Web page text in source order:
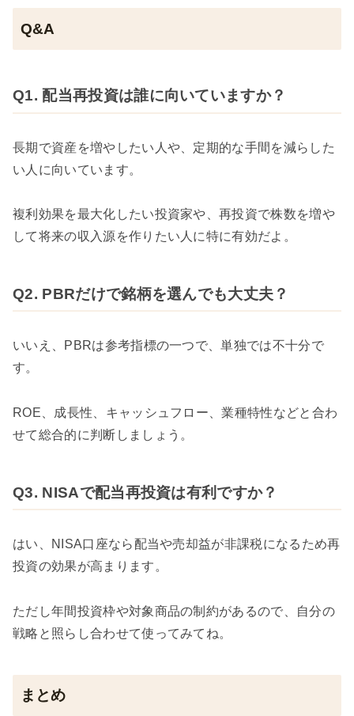
Q&A
Q1. 配当再投資は誰に向いていますか？
長期で資産を増やしたい人や、定期的な手間を減らした
い人に向いています。
複利効果を最大化したい投資家や、再投資で株数を増や
して将来の収入源を作りたい人に特に有効だよ。
Q2. PBRだけで銘柄を選んでも大丈夫？
いいえ、PBRは参考指標の一つで、単独では不十分で
す。
ROE、成長性、キャッシュフロー、業種特性などと合わ
せて総合的に判断しましょう。
Q3. NISAで配当再投資は有利ですか？
はい、NISA口座なら配当や売却益が非課税になるため再
投資の効果が高まります。
ただし年間投資枠や対象商品の制約があるので、自分の
戦略と照らし合わせて使ってみてね。
まとめ